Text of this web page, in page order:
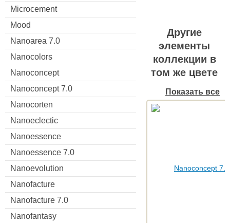
Microcement
Mood
Nanoarea 7.0
Nanocolors
Nanoconcept
Nanoconcept 7.0
Nanocorten
Nanoeclectic
Nanoessence
Nanoessence 7.0
Nanoevolution
Nanofacture
Nanofacture 7.0
Nanofantasy
Другие
элементы
коллекции в
том же цвете
Показать все